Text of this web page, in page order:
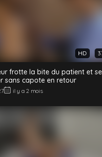
HD
frotte la bite du patient et se
sans capote en retour
il y a 2 mois